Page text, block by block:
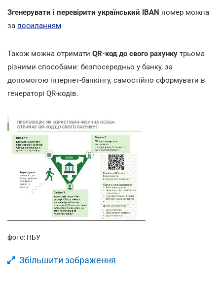
Згенерувати і перевірити український IBAN номер можна
за посиланням
Також можна отримати QR-код до свого рахунку трьома
різними способами: безпосередньо у банку, за
допомогою інтернет-банкінгу, самостійно сформувати в
генераторі QR-кодів.
фото: НБУ
Збільшити зображення